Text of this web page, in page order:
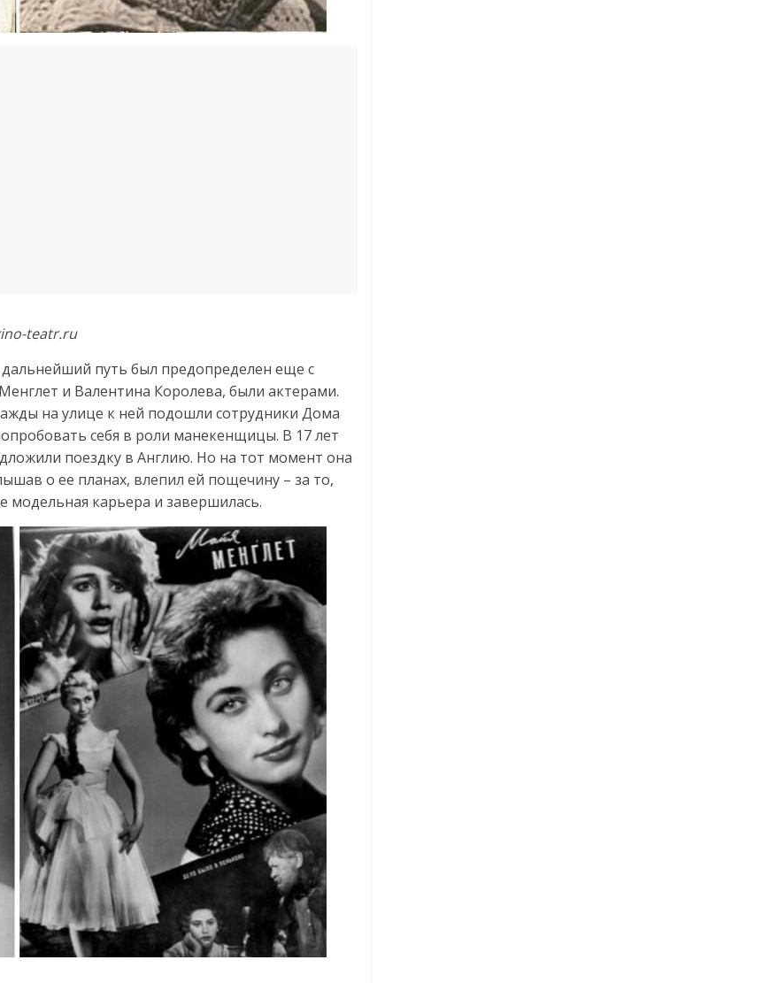
teatr.ru
путь был предопределен еще с
и Валентина Королева, были актерами.
на улице к ней подошли сотрудники Дома
себя в роли манекенщицы. В 17 лет
поездку в Англию. Но на тот момент она
о ее планах, влепил ей пощечину – за то,
модельная карьера и завершилась.